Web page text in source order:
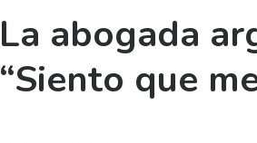
La abogada
“Siento que